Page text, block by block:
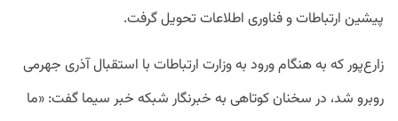
پیشین ارتباطات و فناوری اطلاعات تحویل گرفت.
زارع‌پور که به هنگام ورود به وزارت ارتباطات با استقبال آذری جهرمی
روبرو شد، در سخنان کوتاهی به خبرنگار شبکه خبر سیما گفت: «ما